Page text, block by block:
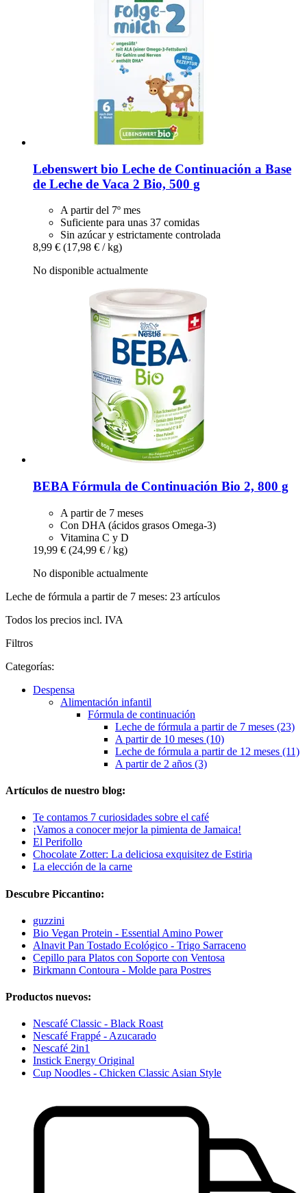
Lebenswert bio Leche de Continuación a Base
de Leche de Vaca 2 Bio, 500 g
A partir del 7º mes
Suficiente para unas 37 comidas
Sin azúcar y estrictamente controlada
8,99 € (17,98 € / kg)
No disponible actualmente
BEBA Fórmula de Continuación Bio 2, 800 g
A partir de 7 meses
Con DHA (ácidos grasos Omega-3)
Vitamina C y D
19,99 € (24,99 € / kg)
No disponible actualmente
Leche de fórmula a partir de 7 meses: 23 artículos
Todos los precios incl. IVA
Filtros
Categorías:
Despensa
Alimentación infantil
Fórmula de continuación
Leche de fórmula a partir de 7 meses (23)
A partir de 10 meses (10)
Leche de fórmula a partir de 12 meses (11)
A partir de 2 años (3)
Artículos de nuestro blog:
Te contamos 7 curiosidades sobre el café
¡Vamos a conocer mejor la pimienta de Jamaica!
El Perifollo
Chocolate Zotter: La deliciosa exquisitez de Estiria
La elección de la carne
Descubre Piccantino:
guzzini
Bio Vegan Protein - Essential Amino Power
Alnavit Pan Tostado Ecológico - Trigo Sarraceno
Cepillo para Platos con Soporte con Ventosa
Birkmann Contoura - Molde para Postres
Productos nuevos:
Nescafé Classic - Black Roast
Nescafé Frappé - Azucarado
Nescafé 2in1
Instick Energy Original
Cup Noodles - Chicken Classic Asian Style